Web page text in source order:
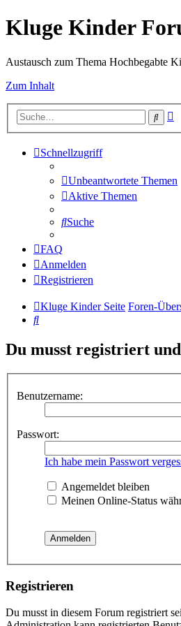
Kluge Kinder
Austausch zum Thema Hochbegabte
Zum Inhalt
Suche
Schnellzugriff
Unbeantwortete Themen
Aktive Themen
Suche
FAQ
Anmelden
Registrieren
Kluge Kinder Seite Foren-
Suche
Du musst registriert
Benutzername:
Passwort:
Ich habe mein Passwort
Angemeldet bleiben
Meinen Online-Status
Registrieren
Du musst in diesem Forum registriert